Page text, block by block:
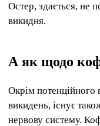
Остер, здається, не
викидня.
А як щодо
Окрім потенційного
викидень, існує
нервову систему.